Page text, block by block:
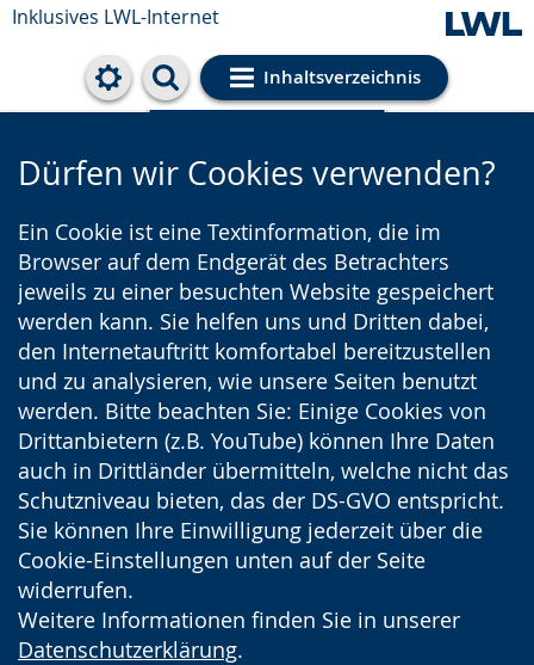
Inklusives LWL-Internet
Inhaltsverzeichnis
Cookie-Einstellungen
Dürfen wir Cookies verwenden?
Ein Cookie ist eine Textinformation, die im
Browser auf dem Endgerät des Betrachters
jeweils zu einer besuchten Website gespeichert
werden kann. Sie helfen uns und Dritten dabei,
den Internetauftritt komfortabel bereitzustellen
und zu analysieren, wie unsere Seiten benutzt
werden. Bitte beachten Sie: Einige Cookies von
Drittanbietern (z.B. YouTube) können Ihre Daten
auch in Drittländer übermitteln, welche nicht das
Schutzniveau bieten, das der DS-GVO entspricht.
Sie können Ihre Einwilligung jederzeit über die
Cookie-Einstellungen unten auf der Seite
widerrufen.
Weitere Informationen finden Sie in unserer
Datenschutzerklärung.